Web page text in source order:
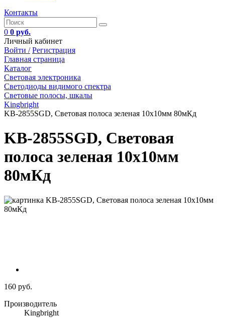
Контакты
0 0 руб.
Личный кабинет
Войти / Регистрация
Главная страница
Каталог
Световая электроника
Светодиоды видимого спектра
Световые полосы, шкалы
Kingbright
KB-2855SGD, Световая полоса зеленая 10x10мм 80мКд
KB-2855SGD, Световая
полоса зеленая 10x10мм
80мКд
160 руб.
Производитель
Kingbright